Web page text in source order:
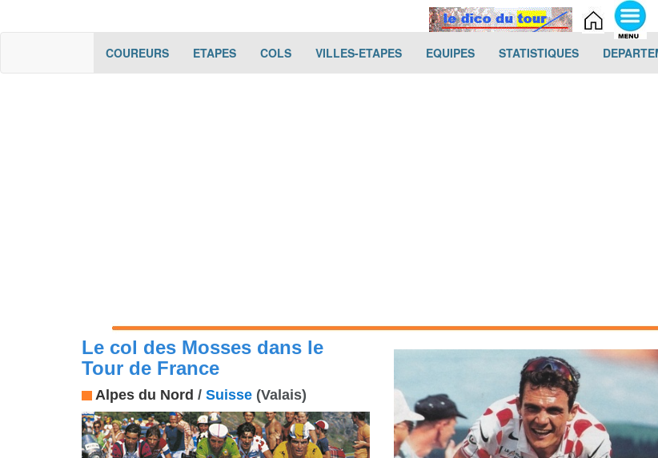
COUREURS(current)ETAPES(current)
COLS(current)VILLES-ETAPES(current)EQUIPES(current)STATISTIQUES(current)
Le col des Mosses dans le
Tour de France
Alpes du Nord / Suisse (Valais)